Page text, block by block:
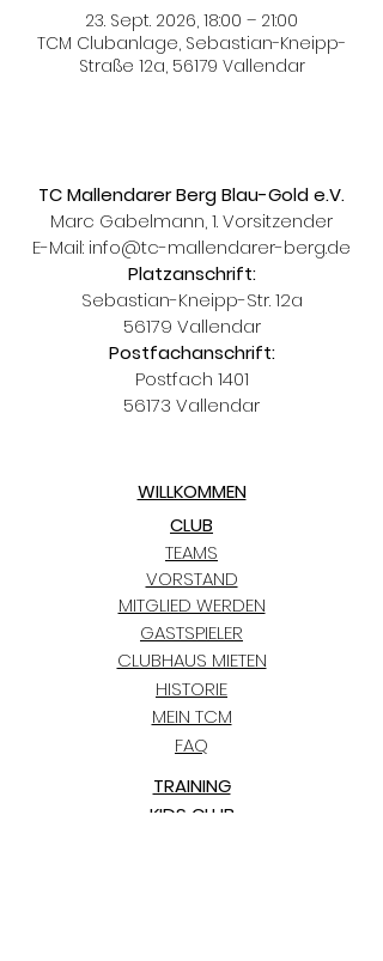
23. Sept. 2026, 18:00 – 21:00
TCM Clubanlage, Sebastian-Kneipp-
Straße 12a, 56179 Vallendar
TC Mallendarer Berg Blau-Gold e.V.
Marc Gabelmann, 1. Vorsitzender
E-Mail: info@tc-mallendarer-berg.de
Platzanschrift:
Sebastian-Kneipp-Str. 12a
56179 Vallendar
Postfachanschrift:
Postfach 1401
56173 Vallendar
WILLKOMMEN
TEAMS
VORSTAND
CLUB
HISTORIE
MITGLIED WERDEN
GASTSPIELER
CLUBHAUS MIETEN
MEIN TCM
FAQ
KIDS CLUB
TRAINING